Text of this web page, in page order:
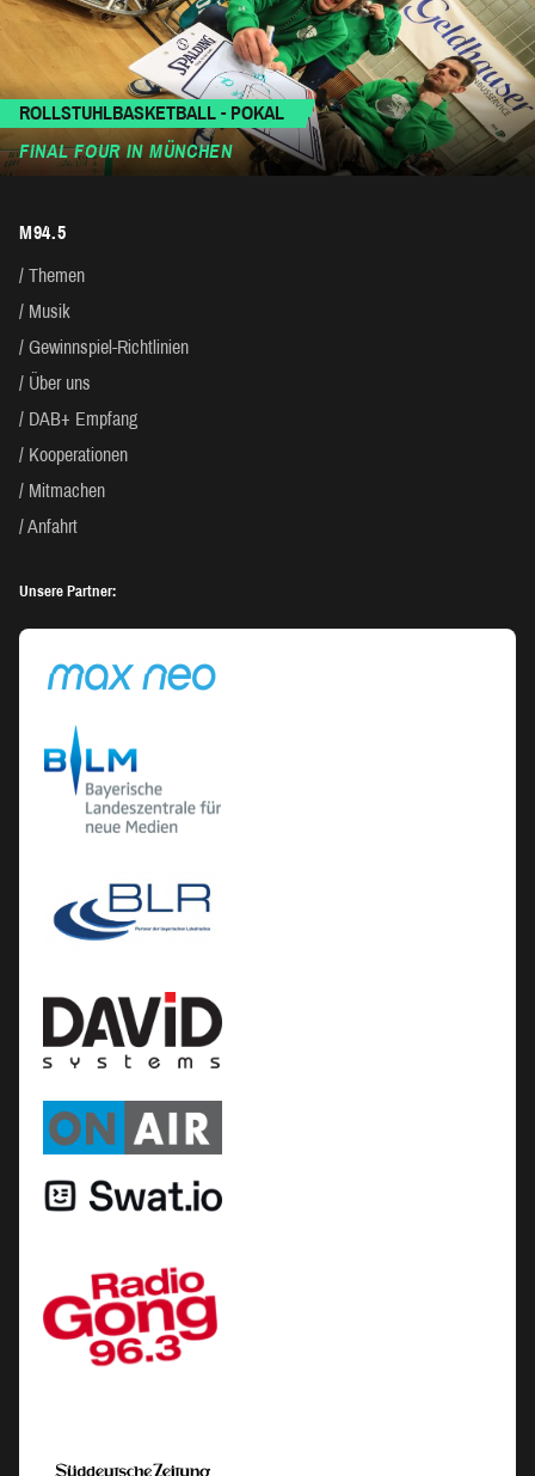
ROLLSTUHLBASKETBALL - POKAL
FINAL FOUR IN MÜNCHEN
M94.5
Themen
Musik
Gewinnspiel-Richtlinien
Über uns
DAB+ Empfang
Kooperationen
Mitmachen
Anfahrt
Unsere Partner: